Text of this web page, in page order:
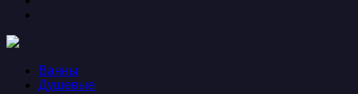
Ванны
Душевые